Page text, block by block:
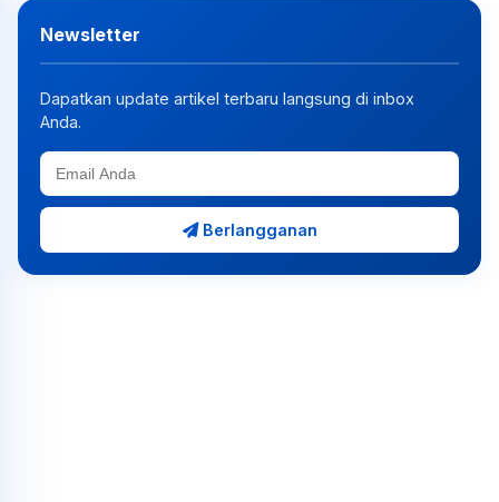
Newsletter
Dapatkan update artikel terbaru langsung di inbox
Anda.
Berlangganan